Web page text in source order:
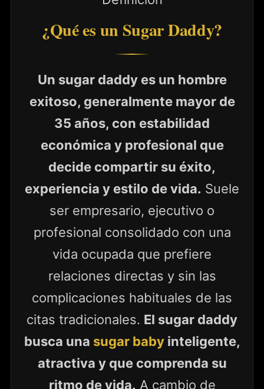
¿Qué es un Sugar Daddy?
Un sugar daddy es un hombre
exitoso, generalmente mayor de
35 años, con estabilidad
económica y profesional que
decide compartir su éxito,
experiencia y estilo de vida. Suele
ser empresario, ejecutivo o
profesional consolidado con una
vida ocupada que prefiere
relaciones directas y sin las
complicaciones habituales de las
citas tradicionales. El sugar daddy
busca una sugar babyinteligente,
atractiva y que comprenda su
ritmo de vida. A cambio de